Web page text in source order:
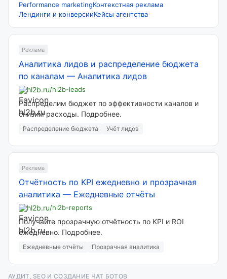
Performance marketingКонтекстная реклама
Лендинги и конверсииКейсы агентства
Реклама
Аналитика лидов и распределение бюджета
по каналам — Аналитика лидов
hl2b.ru/hl2b-leads
Распределим бюджет по эффективности каналов и
снизим расходы. Подробнее.
Распределение бюджета Учёт лидов
Реклама
Отчётность по KPI ежедневно и прозрачная
аналитика — Ежедневные отчёты
hl2b.ru/hl2b-reports
Получайте прозрачную отчётность по KPI и ROI
ежедневно. Подробнее.
Ежедневные отчёты Прозрачная аналитика
АУДИТ, SEO И СОЗДАНИЕ ЧАТ БОТОВ